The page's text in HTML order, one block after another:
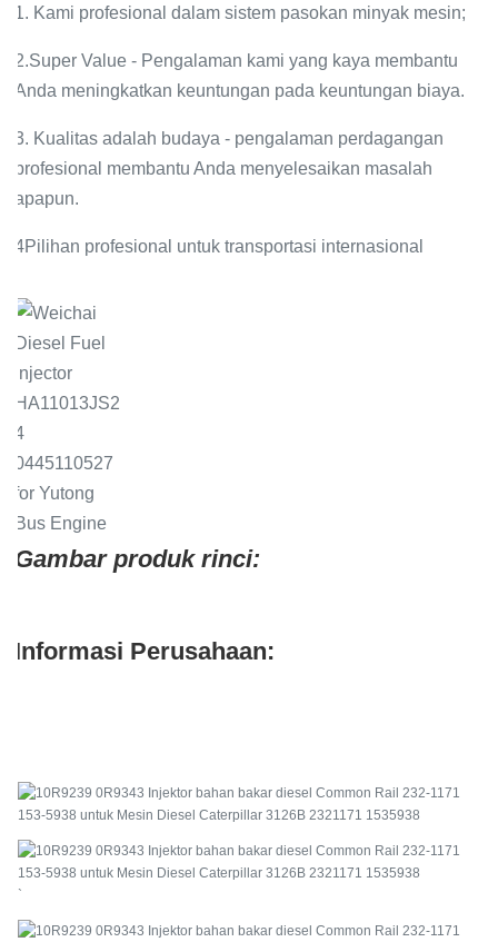
1. Kami profesional dalam sistem pasokan minyak mesin;
2.Super Value - Pengalaman kami yang kaya membantu
Anda meningkatkan keuntungan pada keuntungan biaya.
3. Kualitas adalah budaya - pengalaman perdagangan
profesional membantu Anda menyelesaikan masalah
apapun.
4Pilihan profesional untuk transportasi internasional
Gambar produk rinci:
Informasi Perusahaan:
`